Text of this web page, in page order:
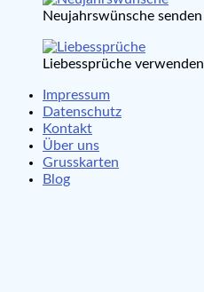
Neujahrswünsche senden
Liebessprüche verwenden
Impressum
Datenschutz
Kontakt
Über uns
Grusskarten
Blog